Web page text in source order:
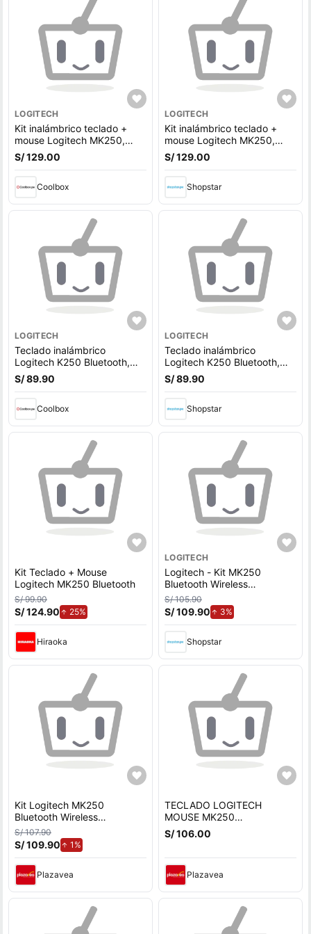
LOGITECH
Kit inalámbrico teclado +
mouse Logitech MK250,
bluetooth, membrana,
idioma español, negro
S/ 129.00
Coolbox
LOGITECH
Kit inalámbrico teclado +
mouse Logitech MK250,
Bluetooth, idioma español,
teclado de membrana negro
S/ 129.00
Shopstar
LOGITECH
Teclado inalámbrico
Logitech K250 Bluetooth,
membrana, español, negro
S/ 89.90
Coolbox
LOGITECH
Teclado inalámbrico
Logitech K250 Bluetooth,
membrana, español, negro
S/ 89.90
Shopstar
Kit Teclado + Mouse
Logitech MK250 Bluetooth
S/ 99.90
S/ 124.90 25%
Hiraoka
LOGITECH
Logitech - Kit MK250
Bluetooth Wireless
(Teclado+Mouse)
S/ 105.90
S/ 109.90 3%de aumento.
Shopstar
Kit Logitech MK250
Bluetooth Wireless
(Teclado+Mouse)
S/ 107.90
S/ 109.90 1%
Plazavea
TECLADO LOGITECH
MOUSE MK250
BLUETOOTH NEGRO
S/ 106.00
Plazavea